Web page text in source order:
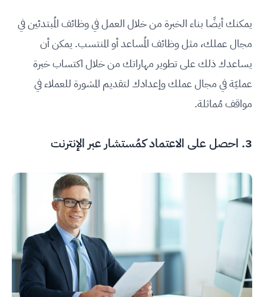
يمكنك أيضًا بناء الخبرة من خلال العمل في وظائف المُبتدئين في
مجال عملك، مثل وظائف المُساعد أو المنتسب. يمكن أن
يساعدك ذلك على تطوير مهاراتك من خلال اكتساب خبرة
عمليّة في مجال عملك وإعدادك لتقديم المشورة للعملاء في
مواقف مُماثلة.
3. احصل على الاعتماد كمُستشار عبر الإنترنت